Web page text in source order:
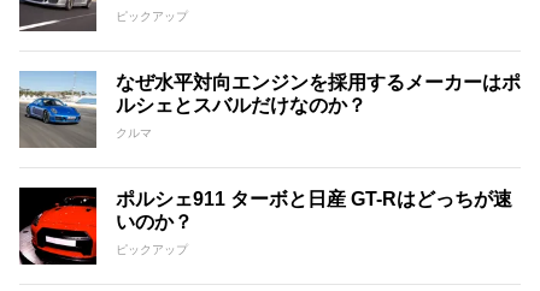
ピックアップ
なぜ水平対向エンジンを採用するメーカーはポ
ルシェとスバルだけなのか？
クルマ
ポルシェ911 ターボと日産 GT-Rはどっちが速
いのか？
ピックアップ